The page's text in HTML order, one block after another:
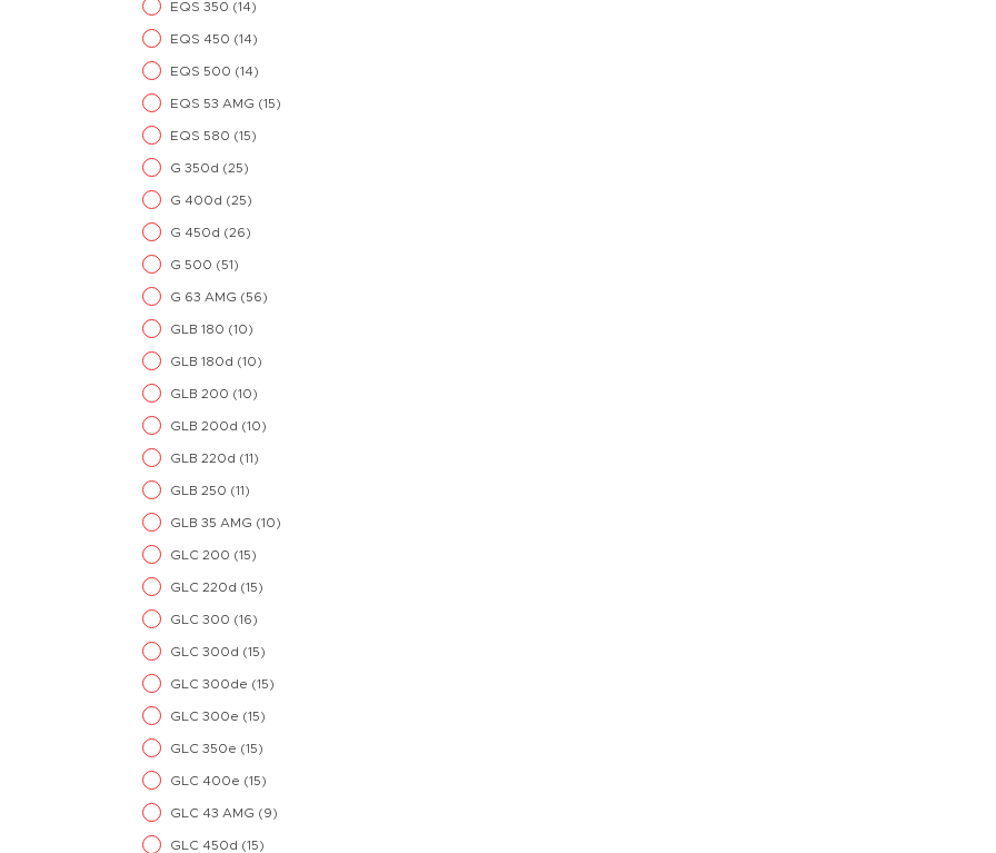
EQS 350 (14)
EQS 450 (14)
EQS 500 (14)
EQS 53 AMG (15)
EQS 580 (15)
G 350d (25)
G 400d (25)
G 450d (26)
G 500 (51)
G 63 AMG (56)
GLB 180 (10)
GLB 180d (10)
GLB 200 (10)
GLB 200d (10)
GLB 220d (11)
GLB 250 (11)
GLB 35 AMG (10)
GLC 200 (15)
GLC 220d (15)
GLC 300 (16)
GLC 300d (15)
GLC 300de (15)
GLC 300e (15)
GLC 350e (15)
GLC 400e (15)
GLC 43 AMG (9)
GLC 450d (15)